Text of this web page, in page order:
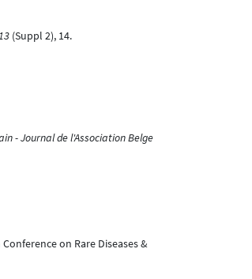
(Suppl 2), 14.
- Journal de l'Association Belge
on Rare Diseases &